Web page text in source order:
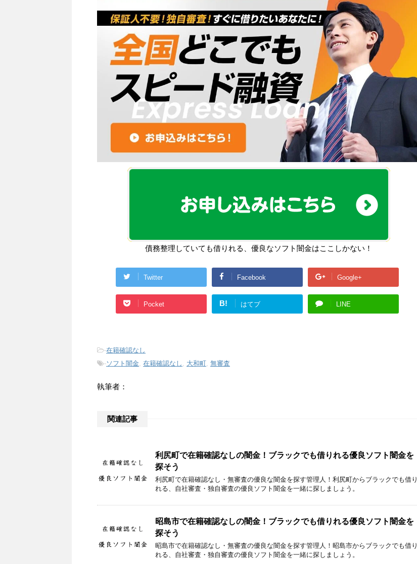
債務整理していても借りれる、優良なソフト闇金はここしかない！
Twitter Facebook Google+
Pocket B! はてブ LINE
-在籍確認なし
-ソフト闇金, 在籍確認なし , 大和町, 無審査
執筆者：
関連記事
利尻町で在籍確認なしの闇金！ブラックでも借りれる優良ソフト闇金を
探そう
利尻町で在籍確認なし・無審査の優良な闇金を探す管理人！利尻町からブラックでも借り
れる、自社審査・独自審査の優良ソフト闇金を一緒に探しましょう。
昭島市で在籍確認なしの闇金！ブラックでも借りれる優良ソフト闇金を
探そう
昭島市で在籍確認なし・無審査の優良な闇金を探す管理人！昭島市からブラックでも借り
れる、自社審査・独自審査の優良ソフト闇金を一緒に探しましょう。